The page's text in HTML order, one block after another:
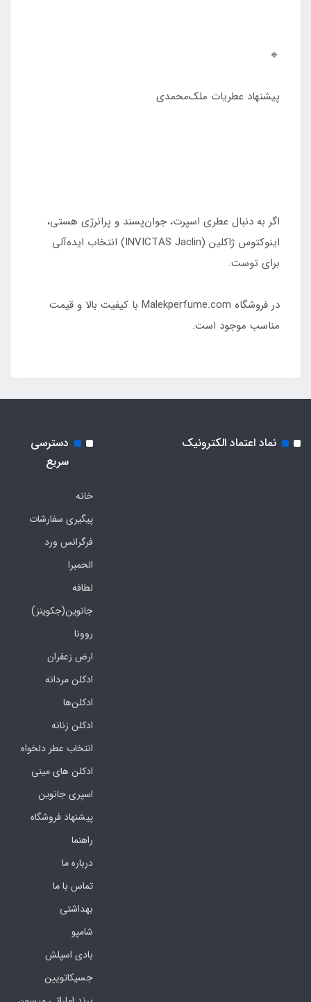
🔹
پیشنهاد عطریات ملک‌محمدی
اگر به دنبال عطری اسپرت، جوان‌پسند و پرانرژی هستی،
اینوکتوس ژاکلین (INVICTAS Jaclin) انتخاب ایده‌آلی
برای توست.
در فروشگاه Malekperfume.com با کیفیت بالا و قیمت
مناسب موجود است.
نماد اعتماد الکترونیک
دسترسی
سریع
خانه
پیگیری سفارشات
فرگرانس ورد
الحمبرا
لطافه
جانوین(جکوینز)
روونا
ارض زعفران
ادکلن مردانه
ادکلن‌ها
ادکلن زنانه
انتخاب عطر دلخواه
ادکلن های مینی
اسپری جانوین
پیشنهاد فروشگاه
راهنما
درباره ما
تماس با ما
بهداشتی
شامپو
بادی اسپلش
جسیکاتویین